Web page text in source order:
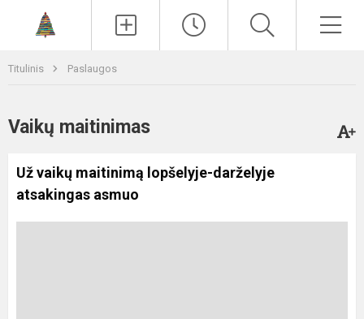
Titulinis Paslaugos
Vaikų maitinimas
Už vaikų maitinimą lopšelyje-darželyje
atsakingas asmuo